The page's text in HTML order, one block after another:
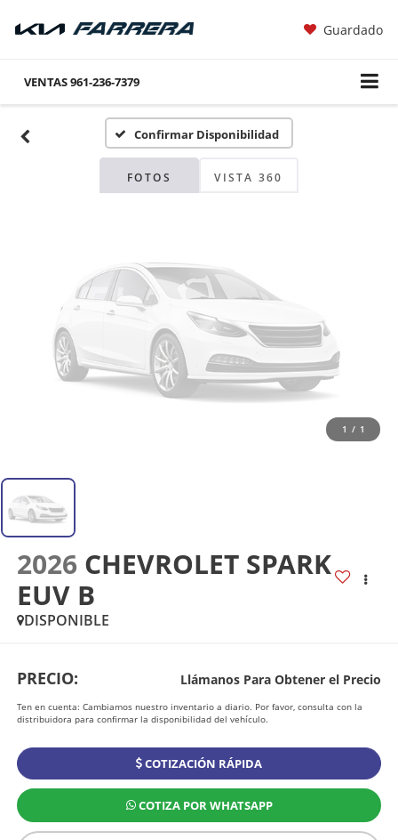
Guardado
VENTAS961-236-7379
Confirmar Disponibilidad
FOTOS VISTA 360
Fotos No
Disponibles
Por favor, revise luego
1 / 1
2026 CHEVROLET SPARK
EUV B
DISPONIBLE
PRECIO: Llámanos Para Obtener el Precio
Ten en cuenta: Cambiamos nuestro inventario a diario. Por favor, consulta con la
distribuidora para confirmar la disponibilidad del vehículo.
COTIZACIÓN RÁPIDA
COTIZA POR WHATSAPP